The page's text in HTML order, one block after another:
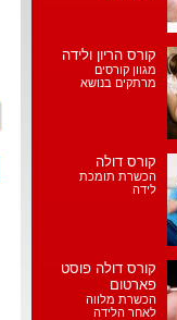
קורס הריון ולידה
מגוון קורסים
מרתקים בנושא
קורס דולה
הכשרת תומכת
לידה
קורס דולה פוסט
פארטום
הכשרת מלווה
לאחר הלידה